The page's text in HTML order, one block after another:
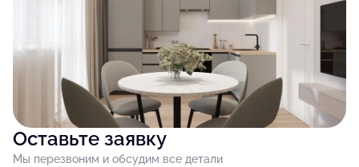
Оставьте заявку
Мы перезвоним и обсудим все детали